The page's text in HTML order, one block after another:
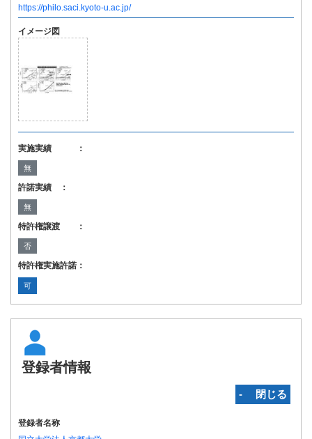
https://philo.saci.kyoto-u.ac.jp/
イメージ図
実施実績 ：
無
許諾実績 ：
無
特許権譲渡 ：
否
特許権実施許諾：
可
登録者情報
‐ 閉じる
登録者名称